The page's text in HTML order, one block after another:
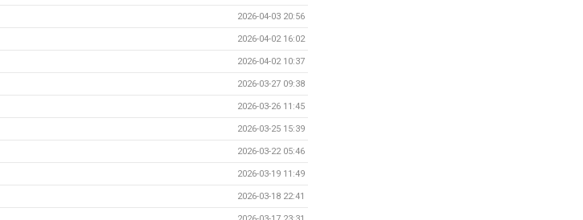
2026-04-03 20:56
2026-04-02 16:02
2026-04-02 10:37
2026-03-27 09:38
2026-03-26 11:45
2026-03-25 15:39
2026-03-22 05:46
2026-03-19 11:49
2026-03-18 22:41